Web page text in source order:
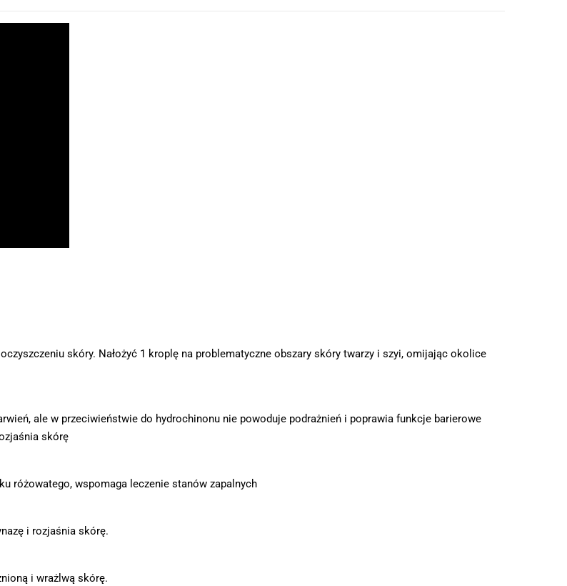
skóry. Nałożyć 1 kroplę na problematyczne obszary skóry twarzy i szyi, omijając okolice
ale w przeciwieństwie do hydrochinonu nie powoduje podrażnień i poprawia funkcje barierowe
skórę
różowatego, wspomaga leczenie stanów zapalnych
i rozjaśnia skórę.
i wrażlwą skórę.